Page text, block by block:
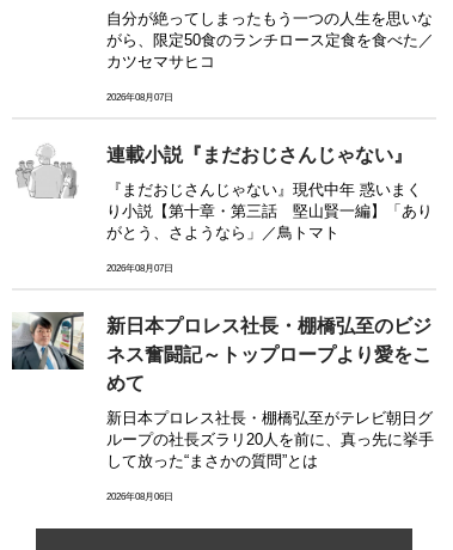
自分が絶ってしまったもう一つの人生を思いな
がら、限定50食のランチロース定食を食べた／
カツセマサヒコ
2026年08月07日
連載小説『まだおじさんじゃない』
『まだおじさんじゃない』現代中年 惑いまく
り小説【第十章・第三話 堅山賢一編】「あり
がとう、さようなら」／鳥トマト
2026年08月07日
新日本プロレス社長・棚橋弘至のビジ
ネス奮闘記～トップロープより愛をこ
めて
新日本プロレス社長・棚橋弘至がテレビ朝日グ
ループの社長ズラリ20人を前に、真っ先に挙手
して放った“まさかの質問”とは
2026年08月06日